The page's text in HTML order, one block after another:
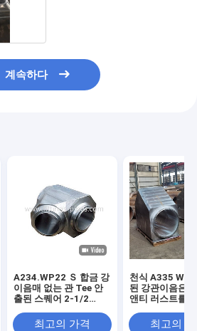
계속하다
A234.WP22 Ｓ 합금 강
이음매 없는 관 Tee 안
출된 스퀘어 2-1/2
최고의 가격
천식 A335
된 강관이음은
앤티 러스트를
최고의